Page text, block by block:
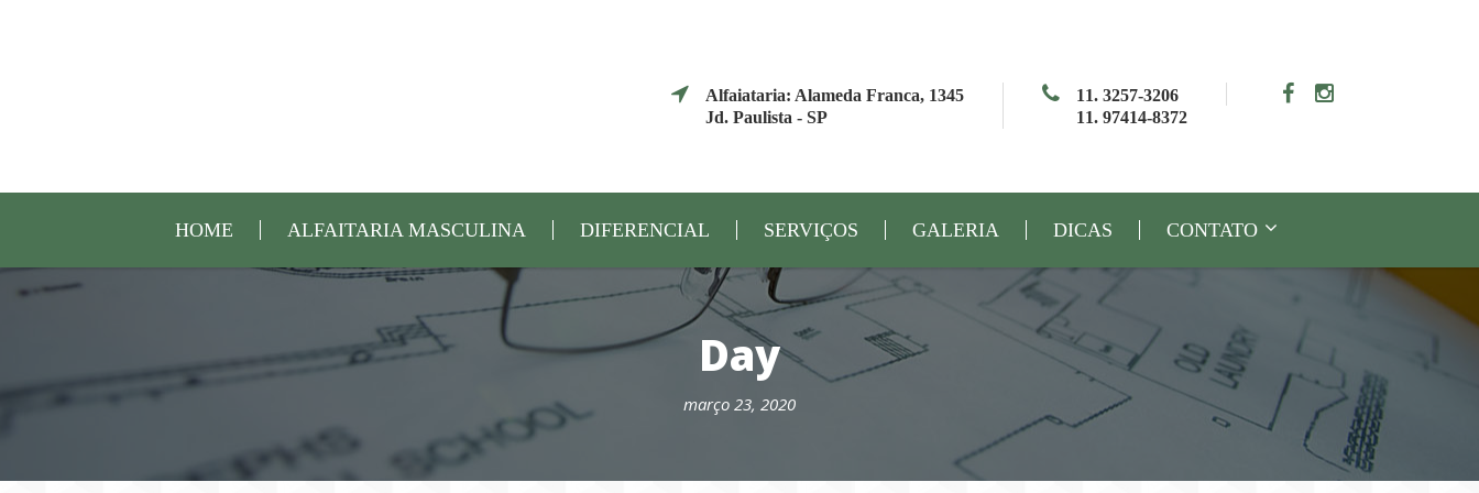
Alfaiataria: Alameda Franca, 1345
Jd. Paulista - SP
11. 3257-3206
11. 97414-8372
HOME ALFAITARIA MASCULINA DIFERENCIAL SERVIÇOS GALERIA DICAS CONTATO
Day
março 23, 2020